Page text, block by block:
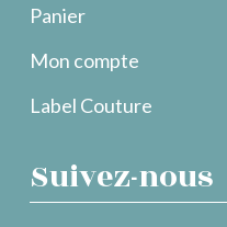
Panier
Mon compte
Label Couture
Suivez-nous